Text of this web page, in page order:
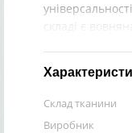
складі є
Склад тканини
Виробник